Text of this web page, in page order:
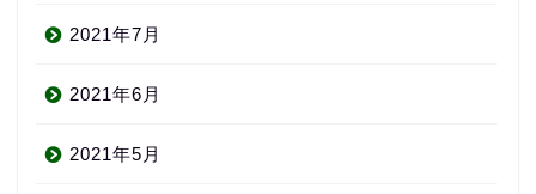
2021年7月
2021年6月
2021年5月